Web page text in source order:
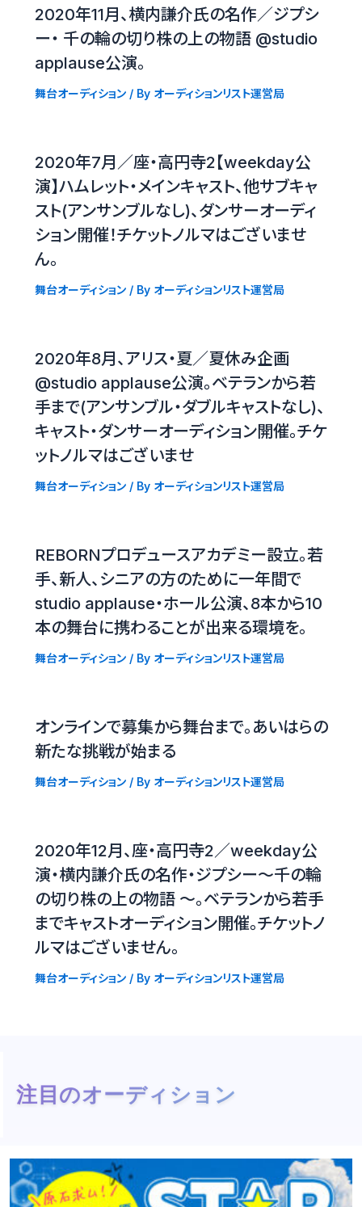
2020年11月、横内謙介氏の名作／ジプシ
ー・ 千の輪の切り株の上の物語 @studio
applause公演。
舞台オーディション/ By オーディションリスト運営局
2020年7月／座・高円寺2【weekday公
演】ハムレット・メインキャスト、他サブキャ
スト(アンサンブルなし)、ダンサーオーディ
ション開催！チケットノルマはございませ
ん。
舞台オーディション/ By オーディションリスト運営局
2020年8月、アリス・夏／夏休み企画
@studio applause公演。ベテランから若
手まで(アンサンブル・ダブルキャストなし)、
キャスト・ダンサーオーディション開催。チケ
ットノルマはございませ
舞台オーディション/ By オーディションリスト運営局
REBORNプロデュースアカデミー設立。若
手、新人、シニアの方のために一年間で
studio applause・ホール公演、8本から10
本の舞台に携わることが出来る環境を。
舞台オーディション/ By オーディションリスト運営局
オンラインで募集から舞台まで。あいはらの
新たな挑戦が始まる
舞台オーディション/ By オーディションリスト運営局
2020年12月、座・高円寺2／weekday公
演・横内謙介氏の名作・ジプシー〜千の輪
の切り株の上の物語 〜。ベテランから若手
までキャストオーディション開催。チケットノ
ルマはございません。
舞台オーディション/ By オーディションリスト運営局
注目のオーディション